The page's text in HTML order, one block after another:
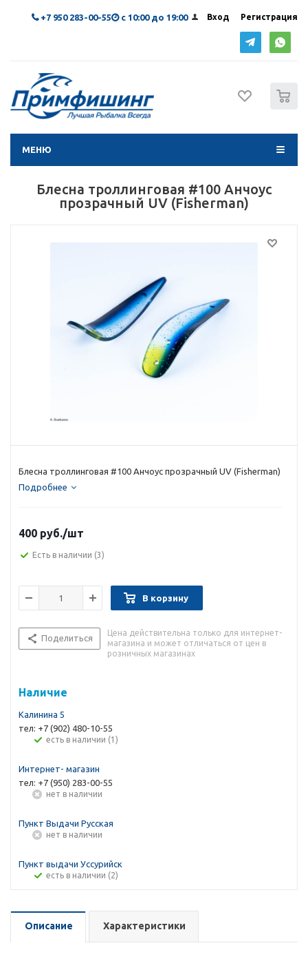
Вход Регистрация
+7 950 283-00-55 с 10:00 до 19:00
МЕНЮ
Блесна троллинговая #100 Анчоус
прозрачный UV (Fisherman)
Блесна троллинговая #100 Анчоус прозрачный UV (Fisherman)
Подробнее
400 руб./шт
Есть в наличии (3)
В корзину
Поделиться
Цена действительна только для интернет-
магазина и может отличаться от цен в
розничных магазинах
Наличие
Калинина 5
тел: +7 (902) 480-10-55
Есть в наличии (1)
Интернет- магазин
тел: +7 (950) 283-00-55
Нет в наличии
Пункт Выдачи Русская
Нет в наличии
Пункт выдачи Уссурийск
Есть в наличии (2)
Описание Характеристики